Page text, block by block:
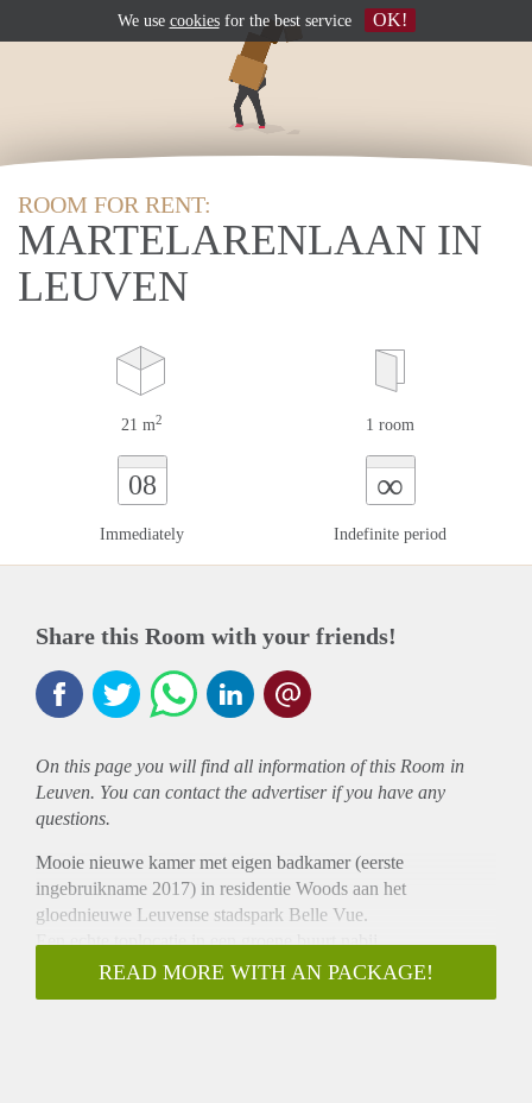
ROOM FOR RENT:
MARTELARENLAAN IN
LEUVEN
21 m2 1 room
08
Immediately
∞
Indefinite period
Share this Room with your friends!
On this page you will find all information of this Room in
Leuven. You can contact the advertiser if you have any
questions.
Mooie nieuwe kamer met eigen badkamer (eerste
ingebruikname 2017) in residentie Woods aan het
gloednieuwe Leuvense stadspark Belle Vue.
Een echte toplocatie in een groene buurt nabij
campussen/treinstation en het bruisende stadsleven. De kamer
is volledig afgewerkt met vast meubilair; kast, 2 persoonsbed,
READ MORE WITH AN PACKAGE!
We use cookiesfor the best service OK!